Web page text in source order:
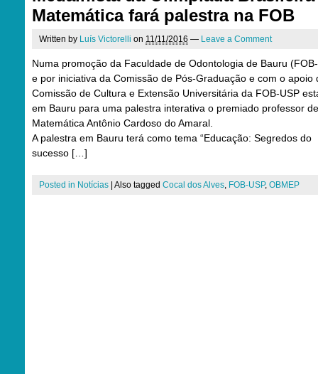
Matemática fará palestra na FOB
Written by Luís Victorelli on 11/11/2016 — Leave a Comment
Numa promoção da Faculdade de Odontologia de Bauru
e por iniciativa da Comissão de Pós-Graduação e com o apoio
Comissão de Cultura e Extensão Universitária da FOB-USP
em Bauru para uma palestra interativa o premiado professor de
Matemática Antônio Cardoso do Amaral.
A palestra em Bauru terá como tema “Educação: Segredos do
sucesso […]
Posted in Notícias Also tagged Cocal dos Alves, FOB-USP, OBMEP